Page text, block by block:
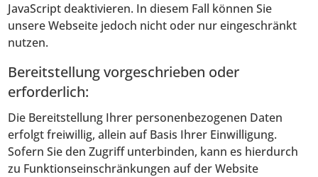
JavaScript deaktivieren. In diesem Fall können Sie
unsere Webseite jedoch nicht oder nur eingeschränkt
nutzen.
Bereitstellung vorgeschrieben oder
erforderlich:
Die Bereitstellung Ihrer personenbezogenen Daten
erfolgt freiwillig, allein auf Basis Ihrer Einwilligung.
Sofern Sie den Zugriff unterbinden, kann es hierdurch
zu Funktionseinschränkungen auf der Website